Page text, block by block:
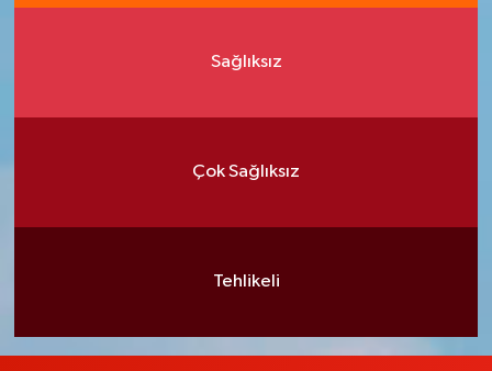
Sağlıksız
Çok Sağlıksız
Tehlikeli